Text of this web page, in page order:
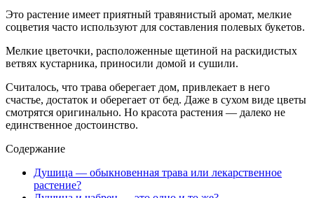
Это растение имеет приятный травянистый аромат, мелкие
соцветия часто используют для составления полевых букетов.
Мелкие цветочки, расположенные щетиной на раскидистых
ветвях кустарника, приносили домой и сушили.
Считалось, что трава оберегает дом, привлекает в него
счастье, достаток и оберегает от бед. Даже в сухом виде цветы
смотрятся оригинально. Но красота растения — далеко не
единственное достоинство.
Содержание
Душица — обыкновенная трава или лекарственное
растение?